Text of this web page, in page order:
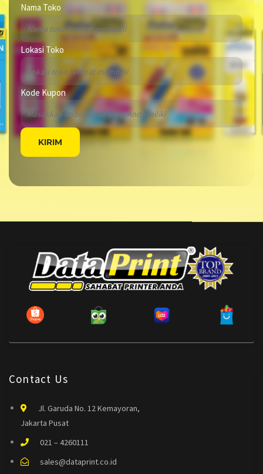
Nama Toko
Lokasi Toko
Kode Kupon
KIRIM
Contact Us
Jl. Garuda No. 12 Kemayoran,
Jakarta Pusat
021 – 4260111
sales@dataprint.co.id